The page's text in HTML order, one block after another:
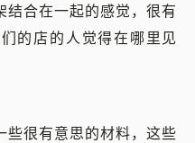
结合在一起的感觉，很有
的店的人觉得在哪里见
些很有意思的材料，这些